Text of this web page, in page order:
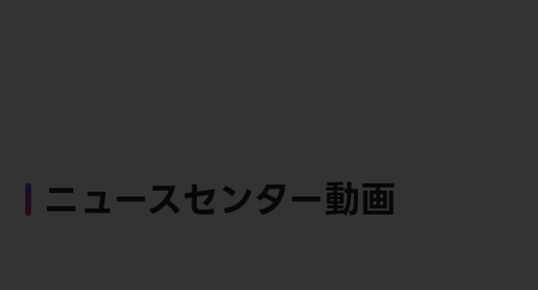
ニュースセンター動画